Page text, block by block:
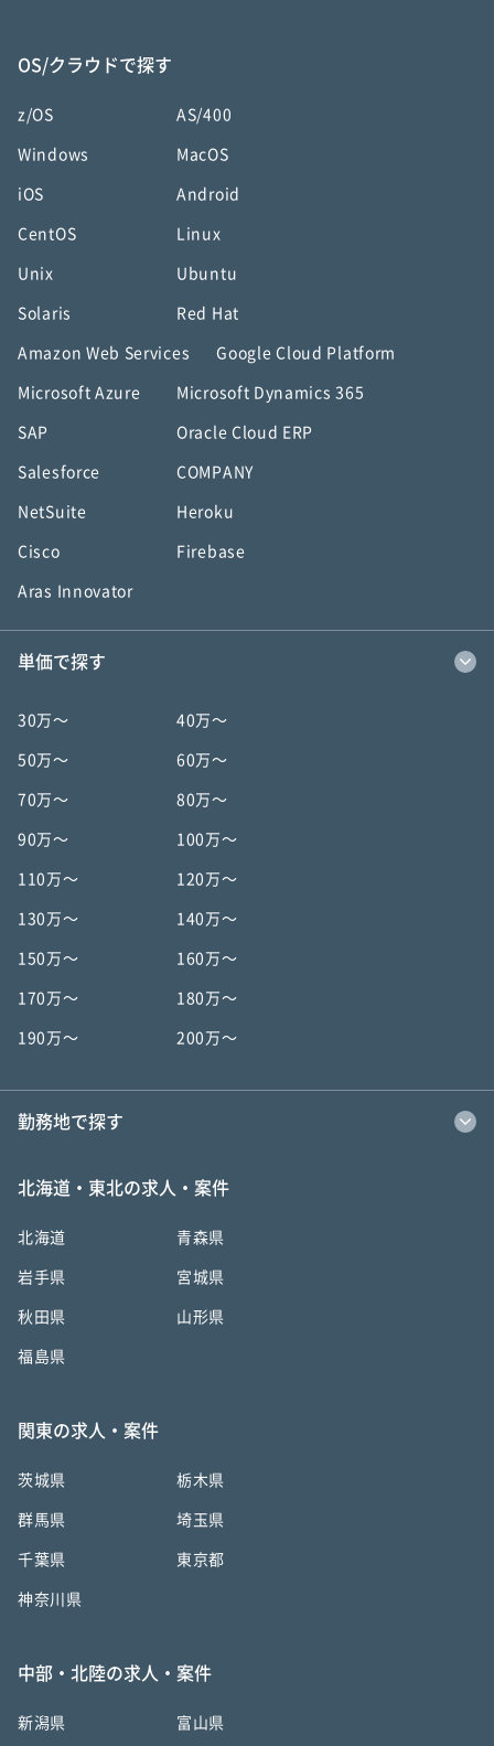
OS/クラウドで探す
z/OS AS/400
Windows MacOS
iOS Android
CentOS Linux
Unix Ubuntu
Solaris Red Hat
Amazon Web Services Google Cloud Platform
Microsoft Azure Microsoft Dynamics 365
SAP Oracle Cloud ERP
Salesforce COMPANY
NetSuite Heroku
Cisco Firebase
Aras Innovator
単価で探す
30万〜 40万〜
50万〜 60万〜
70万〜 80万〜
90万〜 100万〜
110万〜 120万〜
130万〜 140万〜
150万〜 160万〜
170万〜 180万〜
190万〜 200万〜
勤務地で探す
北海道・東北の求人・案件
北海道 青森県
岩手県 宮城県
秋田県 山形県
福島県
関東の求人・案件
茨城県 栃木県
群馬県 埼玉県
千葉県 東京都
神奈川県
中部・北陸の求人・案件
新潟県 富山県